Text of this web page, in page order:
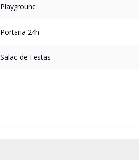
Playground
Portaria 24h
Salão de Festas